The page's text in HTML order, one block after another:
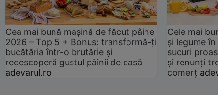
Cea mai bună mașină de făcut pâine
2026 – Top 5 + Bonus: transformă-ți
bucătăria într-o brutărie și
redescoperă gustul pâinii de casă
adevarul.ro
Cele mai
și legume
sucuri
și renunți
comerț